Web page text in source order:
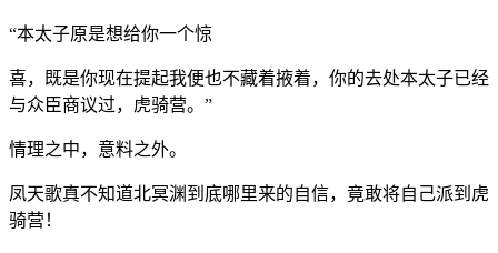
“本太子原是想给你一个惊
喜，既是你现在提起我便也不藏着掖着，你的去处本太子已经
与众臣商议过，虎骑营。”
情理之中，意料之外。
凤天歌真不知道北冥渊到底哪里来的自信，竟敢将自己派到虎
骑营！